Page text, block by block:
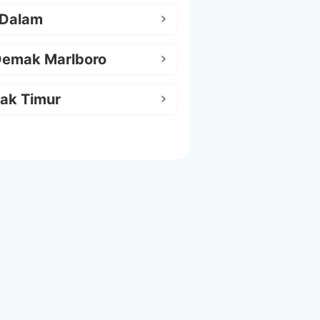
Marlboro
Timur